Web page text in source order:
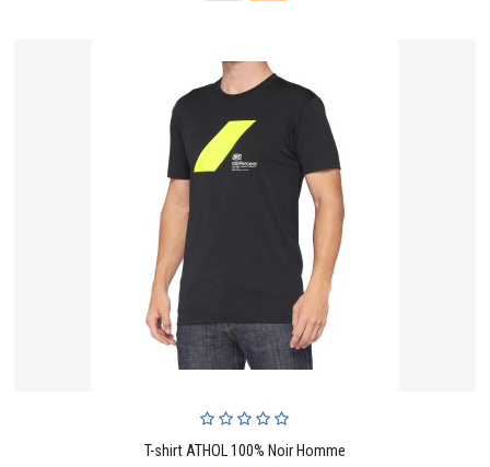
T-shirt ATHOL 100% Noir Homme